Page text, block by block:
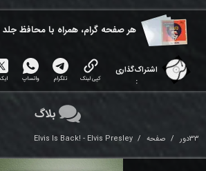
هر ​صفحه گرام، همراه با محافظ
اشتراک‌گذاری
:
کپی لینک تلگرام واتساپ
33دور صفحه Elvis Is Back! - Elvis Presley
بلاگ